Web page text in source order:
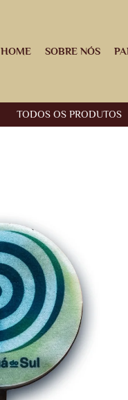
HOME SOBRE NÓS
TODOS OS PRODUTOS